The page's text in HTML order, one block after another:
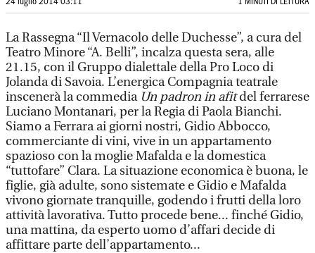
24 luglio 2014 03:11 1 MINUTI DI LETTURA
La Rassegna “Il Vernacolo delle Duchesse”, a cura del
Teatro Minore “A. Belli”, incalza questa sera, alle
21.15, con il Gruppo dialettale della Pro Loco di
Jolanda di Savoia. L’energica Compagnia teatrale
inscenerà la commedia Un padron in afitdel ferrarese
Luciano Montanari, per la Regia di Paola Bianchi.
Siamo a Ferrara ai giorni nostri, Gidio Abbocco,
commerciante di vini, vive in un appartamento
spazioso con la moglie Mafalda e la domestica
“tuttofare” Clara. La situazione economica è buona, le
figlie, già adulte, sono sistemate e Gidio e Mafalda
vivono giornate tranquille, godendo i frutti della loro
attività lavorativa. Tutto procede bene... finché Gidio,
una mattina, da esperto uomo d’affari decide di
affittare parte dell’appartamento...